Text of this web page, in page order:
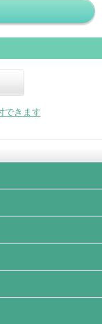
できます